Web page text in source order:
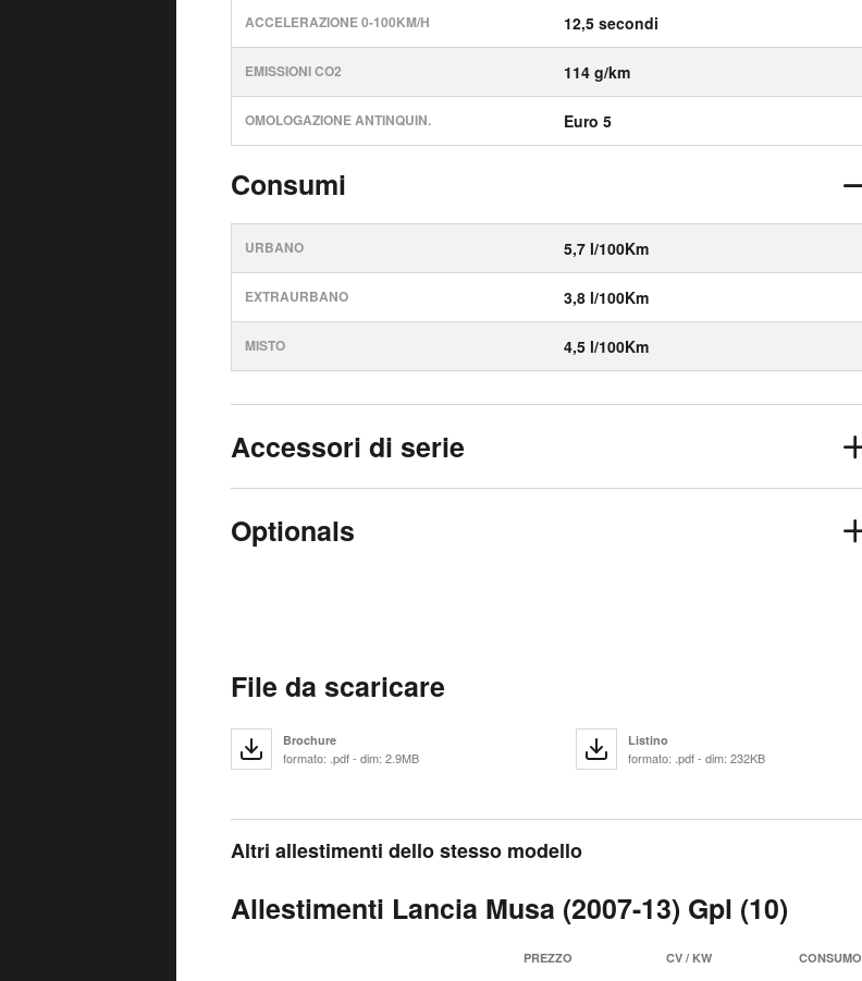
ACCELERAZIONE 0-100KM/H 12,5 secondi
EMISSIONI CO2 114 g/km
OMOLOGAZIONE ANTINQUIN. Euro 5
Consumi
URBANO 5,7 l/100Km
EXTRAURBANO 3,8 l/100Km
MISTO 4,5 l/100Km
Accessori di serie
Optionals
File da scaricare
Brochure
formato: .pdf - dim: 2.9MB
Listino
formato: .pdf - dim: 232KB
Altri allestimenti dello stesso modello
Allestimenti Lancia Musa (2007-13) Gpl (10)
PREZZO CV / KW CONSUMO